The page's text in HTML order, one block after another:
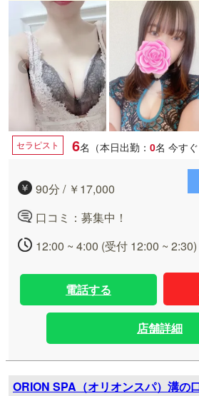
セラピスト 6名（本日出勤： 0名 今すぐ
90分 / ￥17,000
口コミ：募集中！
12:00 ~ 4:00 (受付 12:00 ~ 2:30)
電話する
店舗詳細
ORION SPA（オリオンスパ）溝の